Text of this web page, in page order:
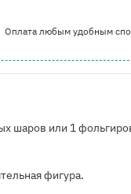
Оплата любым удобным
шаров или 1
фигура.